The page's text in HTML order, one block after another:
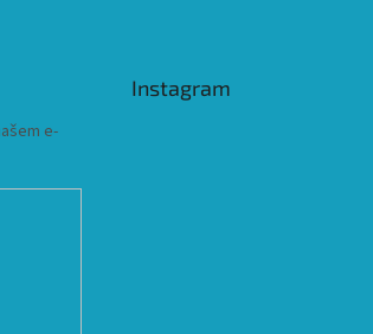
e-
Instagram